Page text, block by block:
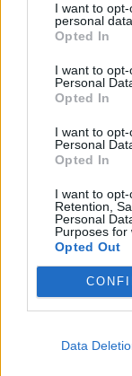
I want to
personal data.
Opted In
I want to
Personal
Opted In
I want to
Personal
Opted In
I want to opt-
Retention,
Personal
Purposes for
Opted Out
Data
ismert átverési
elkövetőt.
Súlyos krízis
elképesztő
rendszert
Súlyos